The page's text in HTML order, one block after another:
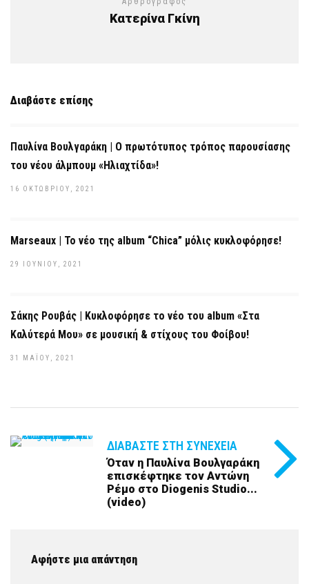
Κατερίνα Γκίνη
Διαβάστε επίσης
Παυλίνα Βουλγαράκη | Ο πρωτότυπος τρόπος παρουσίασης
του νέου άλμπουμ «Ηλιαχτίδα»!
16 ΟΚΤΩΒΡΊΟΥ, 2021
Marseaux | Το νέο της album “Chica” μόλις κυκλοφόρησε!
29 ΙΟΥΝΊΟΥ, 2021
Σάκης Ρουβάς | Κυκλοφόρησε το νέο του album «Στα
Καλύτερά Μου» σε μουσική & στίχους του Φοίβου!
31 ΜΑΪ́ΟΥ, 2021
ΔΙΑΒΆΣΤΕ ΣΤΗ ΣΥΝΈΧΕΙΑ
Όταν η Παυλίνα Βουλγαράκη
επισκέφτηκε τον Αντώνη
Ρέμο στο Diogenis Studio...
(video)
Αφήστε μια απάντηση